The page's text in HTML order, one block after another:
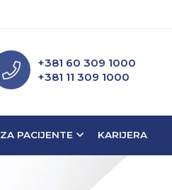
+381 60 309 1000
+381 11 309 1000
ZA PACIJENTE KARIJERA